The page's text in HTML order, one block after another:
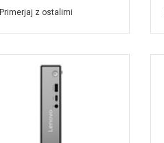
Primerjaj z ostalimi